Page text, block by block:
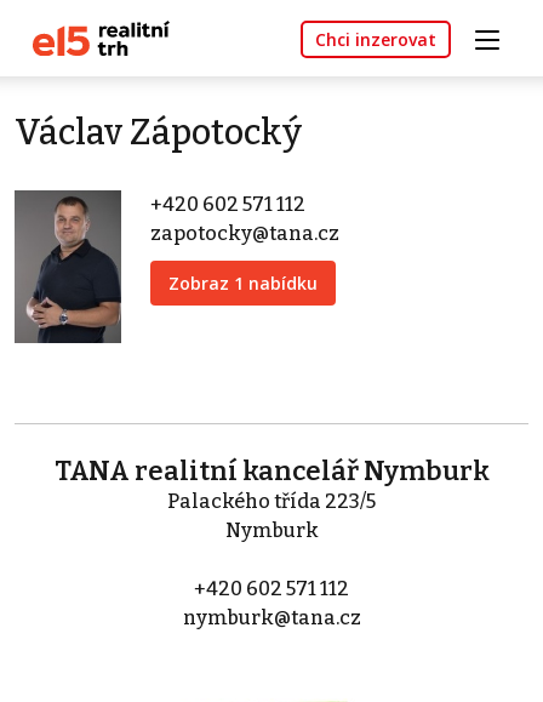
Chci inzerovat
Václav Zápotocký
+420 602 571 112
zapotocky@tana.cz
Zobraz 1 nabídku
TANA realitní kancelář Nymburk
Palackého třída 223/5
Nymburk
+420 602 571 112
nymburk@tana.cz